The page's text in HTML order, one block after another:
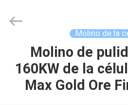
HOGAR
PRODUCTOS
Powder
Technology
Molino de la
Molino de
160KW de la
Max Gold Ore